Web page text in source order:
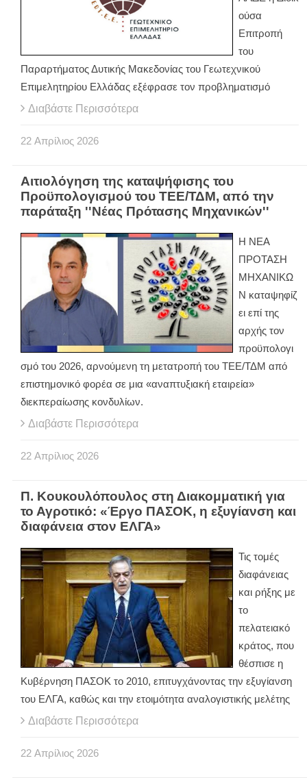
ούσα
Επιτροπή
του
Παραρτήματος Δυτικής Μακεδονίας του Γεωτεχνικού
Επιμελητηρίου Ελλάδας εξέφρασε τον προβληματισμό
Διαβάστε Περισσότερα
22 Απρίλιος 2026
Αιτιολόγηση της καταψήφισης του
Προϋπολογισμού του ΤΕΕ/ΤΔΜ, από την
παράταξη ''Νέας Πρότασης Μηχανικών''
Η ΝΕΑ
ΠΡΟΤΑΣΗ
ΜΗΧΑΝΙΚΩ
Ν καταψηφίζ
ει επί της
αρχής τον
προϋπολογι
σμό του 2026, αρνούμενη τη μετατροπή του ΤΕΕ/ΤΔΜ από
επιστημονικό φορέα σε μια «αναπτυξιακή εταιρεία»
διεκπεραίωσης κονδυλίων.
Διαβάστε Περισσότερα
22 Απρίλιος 2026
Π. Κουκουλόπουλος στη Διακομματική για
το Αγροτικό: «Έργο ΠΑΣΟΚ, η εξυγίανση και
διαφάνεια στον ΕΛΓΑ»
Τις τομές
διαφάνειας
και ρήξης με
το
πελατειακό
κράτος, που
θέσπισε η
Κυβέρνηση ΠΑΣΟΚ το 2010, επιτυγχάνοντας την εξυγίανση
του ΕΛΓΑ, καθώς και την ετοιμότητα αναλογιστικής μελέτης
Διαβάστε Περισσότερα
22 Απρίλιος 2026